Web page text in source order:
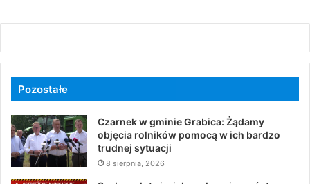
Pozostałe
Czarnek w gminie Grabica: Żądamy
objęcia rolników pomocą w ich bardzo
trudnej sytuacji
8 sierpnia, 2026